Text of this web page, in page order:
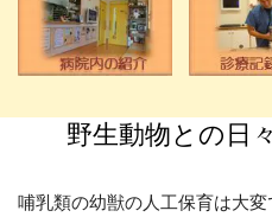
野生動物との日
哺乳類の幼獣の人工保育は大